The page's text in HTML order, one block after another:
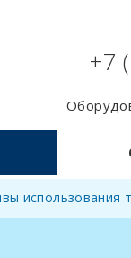
+7
использования